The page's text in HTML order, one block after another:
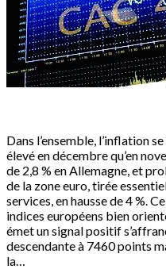
Dans l’ensemble, l’inflation
élevé en décembre qu’en
de 2,8 % en Allemagne, et
de la zone euro, tirée
services, en hausse de 4 %.
indices européens bien
émet un signal positif
descendante à 7460 points
la…